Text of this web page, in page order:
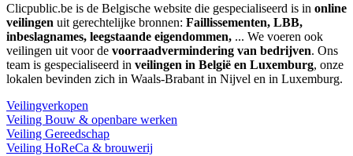
Clicpublic.be is de Belgische website die gespecialiseerd is in online
veilingen uit gerechtelijke bronnen: Faillissementen, LBB,
inbeslagnames, leegstaande eigendommen, ... We voeren ook
veilingen uit voor de voorraadvermindering van bedrijven. Ons
team is gespecialiseerd in veilingen in België en Luxemburg, onze
lokalen bevinden zich in Waals-Brabant in Nijvel en in Luxemburg.
Veilingverkopen
Veiling Bouw & openbare werken
Veiling Gereedschap
Veiling HoReCa & brouwerij